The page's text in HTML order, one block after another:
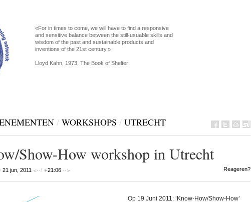
«For in times to come, we will have to find a responsive
and sensitive balance between the still-usuable skills and
wisdom of the past and sustainable products and
inventions of the 21st century.»
Lloyd Kahn, 1973, The Book of Shelter
/ WORKSHOPS / UTRECHT
Show-How workshop in Utrecht
21 jun, 2011<--! •21:06--> Reageren?
Op 19 Juni 2011: ‘Know-How/Show-How’